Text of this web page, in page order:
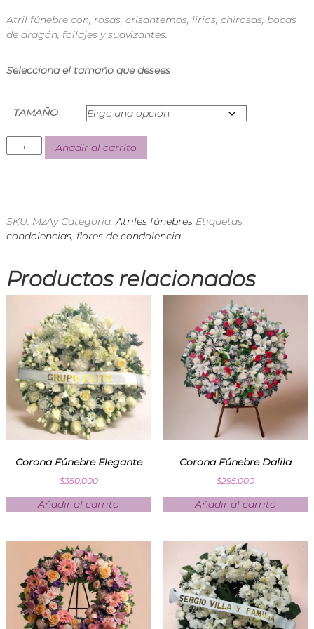
d
i
x
e
s
s
Atril fúnebre con, rosas, crisantemos, lirios, chirosas, bocas
de dragón, follajes y suavizantes.
Selecciona el tamaño que desees
TAMAÑO
Añadir al carrito
SKU: MzAy Categoría:Atriles fúnebres Etiquetas:
condolencias, flores de condolencia
Productos relacionados
Corona Fúnebre Elegante
$350.000
Añadir al carrito
Corona Fúnebre Dalila
$295.000
Añadir al carrito